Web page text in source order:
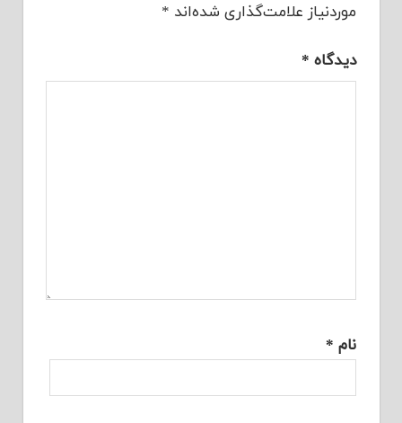
موردنیاز علامت‌گذاری شده‌اند *
دیدگاه *
نام *